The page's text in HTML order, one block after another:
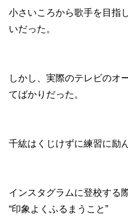
小さいころから歌手を目指
いだった。
しかし、実際のテレビのオ
てばかりだった。
千紘はくじけずに練習に励
インスタグラムに登校する
“印象よくふるまうこと”